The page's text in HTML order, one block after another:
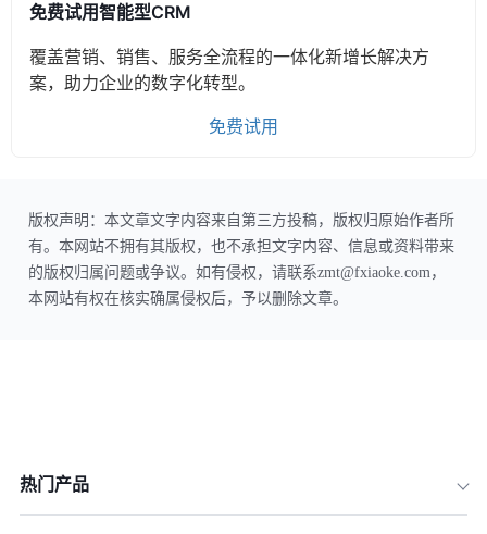
免费试用智能型CRM
覆盖营销、销售、服务全流程的一体化新增长解决方
案，助力企业的数字化转型。
免费试用
版权声明：本文章文字内容来自第三方投稿，版权归原始作者所
有。本网站不拥有其版权，也不承担文字内容、信息或资料带来
的版权归属问题或争议。如有侵权，请联系zmt@fxiaoke.com，
本网站有权在核实确属侵权后，予以删除文章。
热门产品